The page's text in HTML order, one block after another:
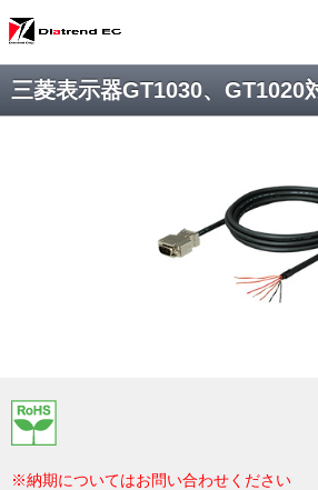
※納期についてはお問い合わせください